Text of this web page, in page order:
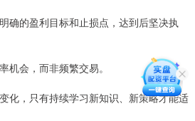
确的盈利目标和止损点，达到后坚决执
机会，而非频繁交易。
化，只有持续学习新知识、新策略才能适